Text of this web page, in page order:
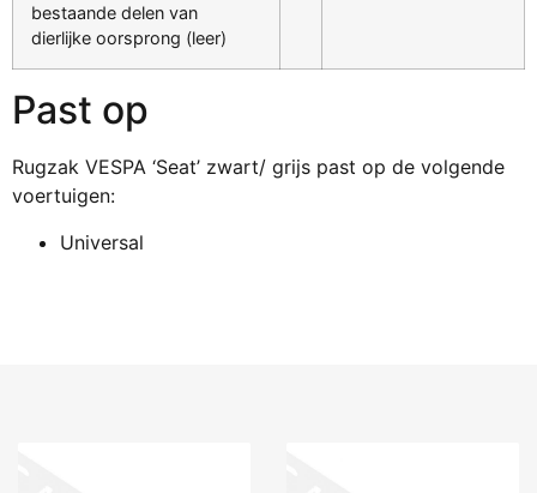
bestaande delen van
dierlijke oorsprong (leer)
Past op
Rugzak VESPA ‘Seat’ zwart/ grijs past op de volgende
voertuigen:
Universal